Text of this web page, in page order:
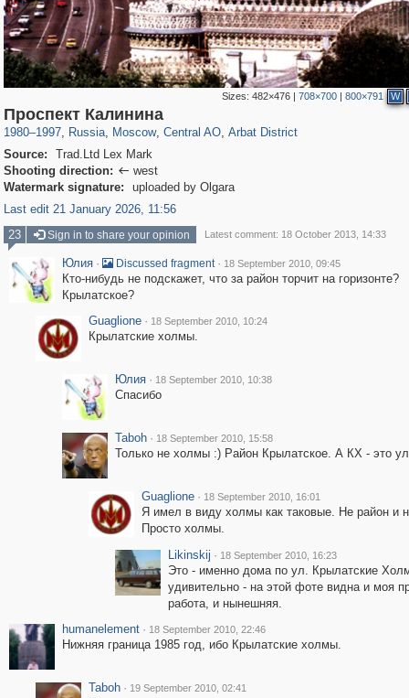
Sizes:482×476 |708×700 |800×791 W
Проспект Калинина
1980–1997, Russia
1,407,232
, Moscow
319,878 8,286
, Central AO
160,021
, Arbat District
Source:
Trad.Ltd Lex Mark
Shooting direction:  west
Watermark signature:
uploaded by Olgara
Last edit 21 January 2026, 11:56
23
Sign in to share your opinion Latest comment: 18 October 2013, 14:33
Юлия · Discussed fragment · 18 September 2010, 09:45
Кто-нибудь не подскажет, что за район торчит на горизонте?
Крылатское?
Guaglione · 18 September 2010, 10:24
Крылатские холмы.
Юлия · 18 September 2010, 10:38
Спасибо
Taboh · 18 September 2010, 15:58
Только не холмы :) Район Крылатское. А КХ - это
Guaglione · 18 September 2010, 16:01
Я имел в виду холмы как таковые. Не район и
Просто холмы.
Likinskij · 18 September 2010, 16:23
Это - именно дома по ул. Крылатские
удивительно - на этой фоте видна и моя
работа, и нынешняя.
humanelement · 18 September 2010, 22:46
Нижняя граница 1985 год, ибо Крылатские холмы.
Taboh · 19 September 2010, 02:41